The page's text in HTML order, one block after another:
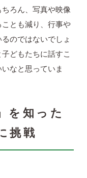
ろん、写真や映像
とも減り、行事や
のではないでしょ
どもたちに話すこ
なと思っていま
を知った
挑戦